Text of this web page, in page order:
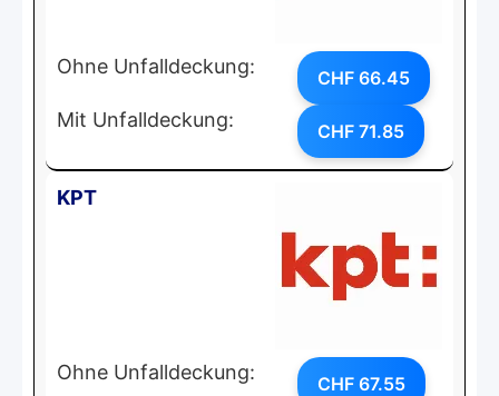
Ohne Unfalldeckung: CHF 66.45
Mit Unfalldeckung: CHF 71.85
KPT
Ohne Unfalldeckung: CHF 67.55